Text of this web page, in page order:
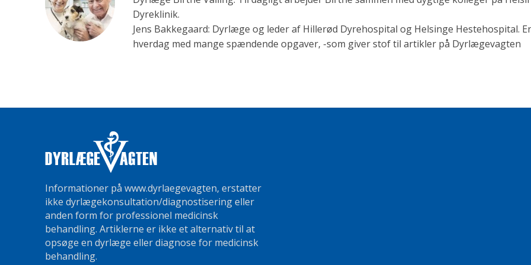
Dyreklinik.
Jens Bakkegaard: Dyrlæge og leder af Hillerød Dyrehospital og Helsinge Hestehospital.
hverdag med mange spændende opgaver, -som giver stof til artikler på Dyrlægevagten
Informationer på www.dyrlaegevagten, erstatter
ikke dyrlægekonsultation/diagnostisering eller
anden form for professionel medicinsk
behandling. Artiklerne er ikke et alternativ til at
opsøge en dyrlæge eller diagnose for medicinsk
behandling.